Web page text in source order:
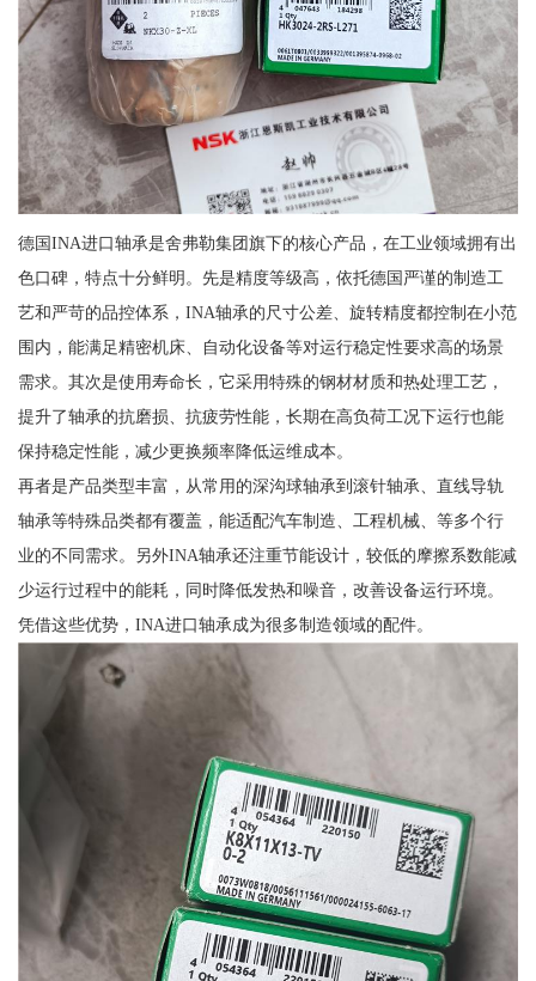
德国INA进口轴承是舍弗勒集团旗下的核心产品，在工业领域拥有出
色口碑，特点十分鲜明。先是精度等级高，依托德国严谨的制造工
艺和严苛的品控体系，INA轴承的尺寸公差、旋转精度都控制在小范
围内，能满足精密机床、自动化设备等对运行稳定性要求高的场景
需求。其次是使用寿命长，它采用特殊的钢材材质和热处理工艺，
提升了轴承的抗磨损、抗疲劳性能，长期在高负荷工况下运行也能
保持稳定性能，减少更换频率降低运维成本。
再者是产品类型丰富，从常用的深沟球轴承到滚针轴承、直线导轨
轴承等特殊品类都有覆盖，能适配汽车制造、工程机械、等多个行
业的不同需求。另外INA轴承还注重节能设计，较低的摩擦系数能减
少运行过程中的能耗，同时降低发热和噪音，改善设备运行环境。
凭借这些优势，INA进口轴承成为很多制造领域的配件。